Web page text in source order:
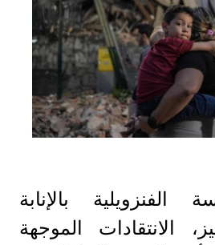
الفنزويلية بالإنابة
الانتقادات الموجهة